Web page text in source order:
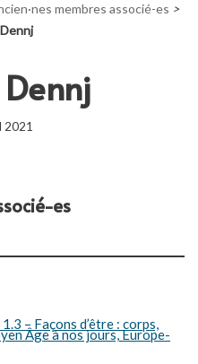
membres associé-es >
2021
es
– Façons d’être : corps,
Âge à nos jours, Europe-